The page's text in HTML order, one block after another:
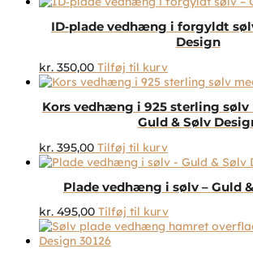
ID‑plade vedhæng i forgyldt
Design
kr. 350,00 Tilføj til kurv
Kors vedhæng i 925 sterling sølv
Guld & Sølv
kr. 395,00 Tilføj til kurv
Plade vedhæng i sølv – Guld
kr. 495,00 Tilføj til kurv